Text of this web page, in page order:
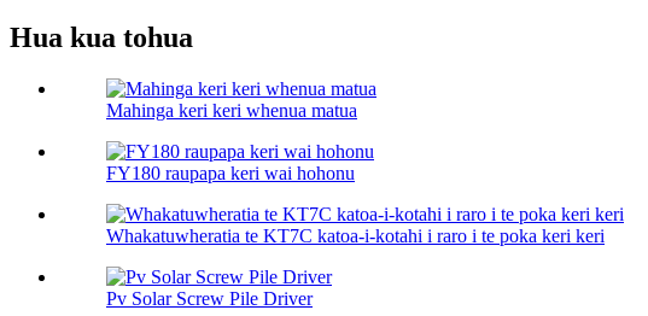
Hua kua tohua
Mahinga keri keri whenua matua
FY180 raupapa keri wai hohonu
Whakatuwheratia te KT7C katoa-i-kotahi i raro i te poka keri keri
Pv Solar Screw Pile Driver